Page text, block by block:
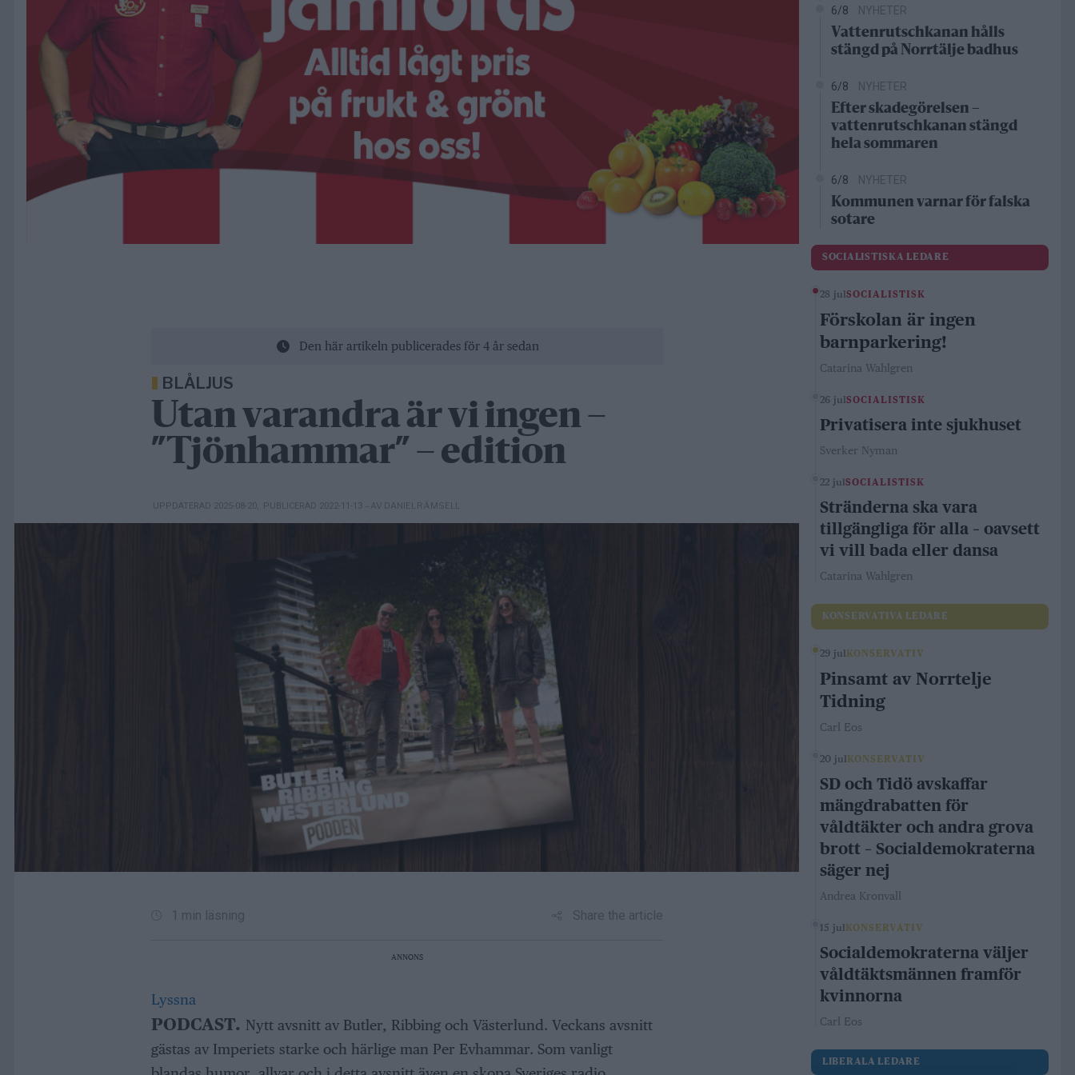
Den här artikeln publicerades för 4 år sedan
BLÅLJUS
Utan varandra är vi ingen –
”Tjönhammar” – edition
UPPDATERAD 2025-08-20 , PUBLICERAD 2022-11-13 – AV DANIEL RÄMSELL
1 min läsning Share the article
ANNONS
Lyssna
PODCAST. Nytt avsnitt av Butler, Ribbing och Västerlund. Veckans avsnitt
gästas av Imperiets starke och härlige man Per Evhammar. Som vanligt
6/8 NYHETER
Vattenrutschkanan hålls
stängd på Norrtälje badhus
6/8 NYHETER
Efter skadegörelsen –
vattenrutschkanan stängd
hela sommaren
6/8 NYHETER
Kommunen varnar för falska
sotare
SOCIALISTISKA LEDARE
28 julSOCIALISTISK
Förskolan är ingen
barnparkering!
Catarina Wahlgren
26 julSOCIALISTISK
Privatisera inte sjukhuset
Sverker Nyman
22 julSOCIALISTISK
Stränderna ska vara
tillgängliga för alla – oavsett
vi vill bada eller dansa
Catarina Wahlgren
KONSERVATIVA LEDARE
29 jul KONSERVATIV
Pinsamt av Norrtelje
Tidning
Carl Eos
20 jul KONSERVATIV
SD och Tidö avskaffar
mängdrabatten för
våldtäkter och andra grova
brott – Socialdemokraterna
säger nej
Andrea Kronvall
15 jul KONSERVATIV
Socialdemokraterna väljer
våldtäktsmännen framför
kvinnorna
Carl Eos
LIBERALA LEDARE